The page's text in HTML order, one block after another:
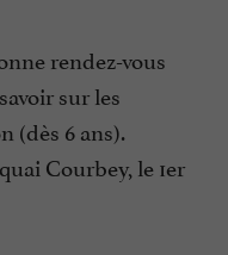
rendez-vous
sur les
(dès 6 ans).
Courbey, le 1er